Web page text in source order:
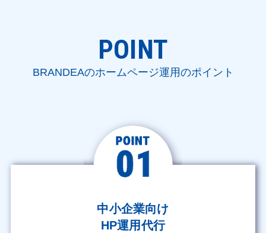
お問い合わせフォーム
052-228-7090
POINT
BRANDEAのホームページ運用のポイント
中小企業向け
HP運用代行